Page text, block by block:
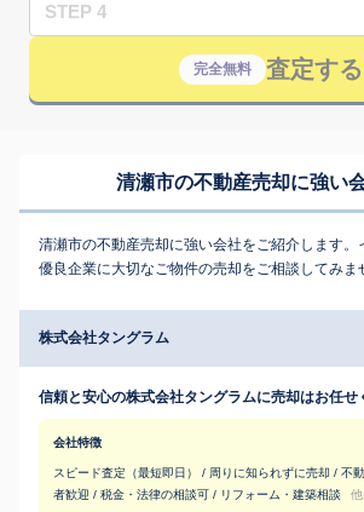
STEP 4
完全無料 査定する
清瀬市の不動産売却に強い
清瀬市の不動産売却に強い会社をご紹介します。
優良企業に大切なご物件の売却をご相談してみま
株式会社タングラム
信頼と安心の株式会社タングラムに売却はお任せ
会社特徴
スピード査定（最短即日） / 周りに知られずに売却 / 不
者歓迎 / 税金・法律の相談可 / リフォーム・建築相談
他